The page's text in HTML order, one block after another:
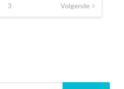
3 Volgende